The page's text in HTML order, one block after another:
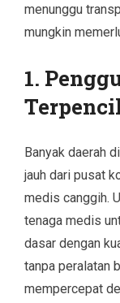
menunggu
mungkin
1.
Banyak daerah
jauh dari pusat
medis canggih.
tenaga medis
dasar dengan
tanpa peralatan
mempercepat